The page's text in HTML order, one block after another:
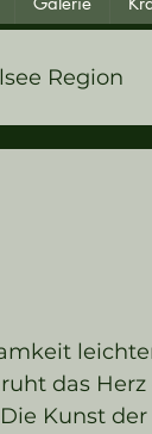
Region
das
Kunst